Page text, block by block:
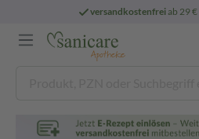
versandkostenfreiab 29